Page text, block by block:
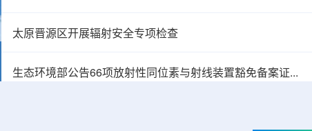
韩国忠清北道上半年农水产品放射性检测结果达
太原晋源区开展辐射安全专项检查
生态环境部公告66项放射性同位素与射线装置豁免备案证明文件